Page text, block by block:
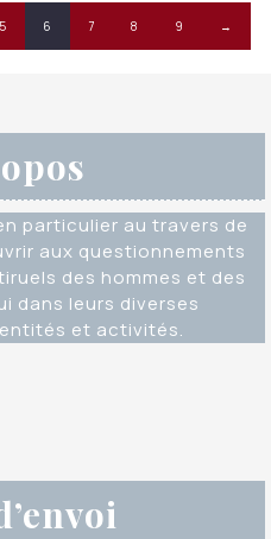
5 6 7 8 9 →
particulier au travers de
aux questionnements
des hommes et des
dans leurs diverses
et activités.